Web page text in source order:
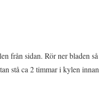
från sidan. Rör ner bladen så
stå ca 2 timmar i kylen innan